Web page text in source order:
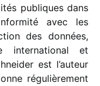
publiques dans
avec les
des données,
international et
est l’auteur
régulièrement